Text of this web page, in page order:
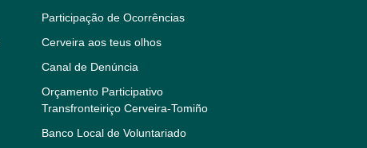
Participação de Ocorrências
Cerveira aos teus olhos
Canal de Denúncia
Orçamento Participativo
Transfronteiriço Cerveira-Tomiño
Banco Local de Voluntariado